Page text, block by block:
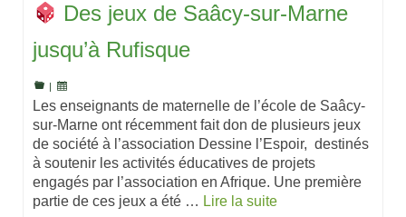
Des jeux de Saâcy-sur-Marne
jusqu’à Rufisque
Les enseignants de maternelle de l’école de Saâcy-
sur-Marne ont récemment fait don de plusieurs jeux
de société à l’association Dessine l’Espoir, destinés
à soutenir les activités éducatives de projets
engagés par l’association en Afrique. Une première
partie de ces jeux a été … Lire la suite